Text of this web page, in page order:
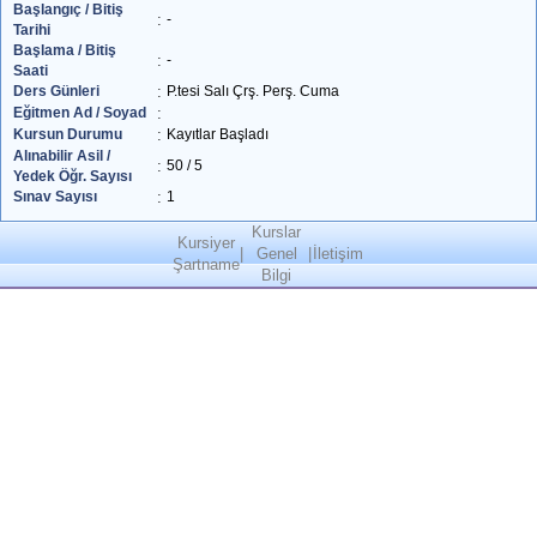
Başlangıç / Bitiş
Tarihi
: -
Başlama / Bitiş
Saati
: -
Ders Günleri
: P.tesi Salı Çrş. Perş. Cuma
Eğitmen Ad / Soyad
:
Kursun Durumu : Kayıtlar Başladı
Alınabilir Asil /
Yedek Öğr. Sayısı
: 50 / 5
Sınav Sayısı
: 1
Kursiyer
Şartname
Kurslar
Genel
Bilgi
İletişim